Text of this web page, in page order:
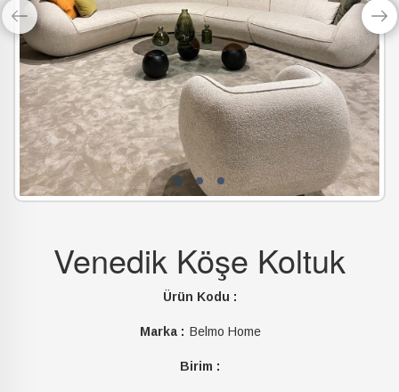
Venedik Köşe Koltuk
Ürün Kodu :
Marka : Belmo Home
Birim :